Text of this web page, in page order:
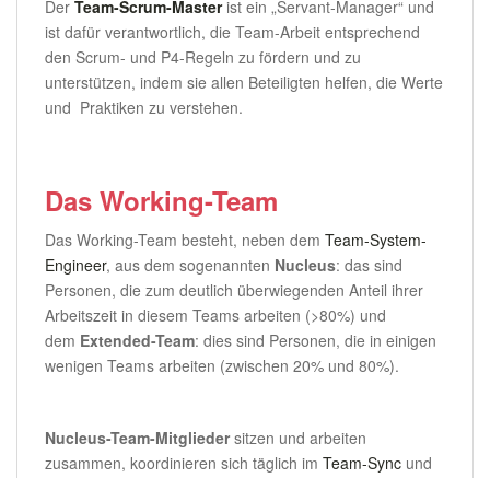
Der Team-Scrum-Masterist ein „Servant-Manager“ und
ist dafür verantwortlich, die Team-Arbeit entsprechend
den Scrum- und P4-Regeln zu fördern und zu
unterstützen, indem sie allen Beteiligten helfen, die Werte
und Praktiken zu verstehen.
Das Working-Team
Das Working-Team besteht, neben dem Team-System-
Engineer, aus dem sogenannten Nucleus: das sind
Personen, die zum deutlich überwiegenden Anteil ihrer
Arbeitszeit in diesem Teams arbeiten (>80%) und
dem Extended-Team: dies sind Personen, die in einigen
wenigen Teams arbeiten (zwischen 20% und 80%).
Nucleus-Team-Mitgliedersitzen und arbeiten
zusammen, koordinieren sich täglich im Team-Sync und